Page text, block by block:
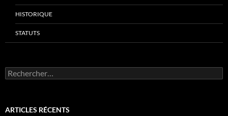
HISTORIQUE
STATUTS
Rechercher :
ARTICLES RÉCENTS